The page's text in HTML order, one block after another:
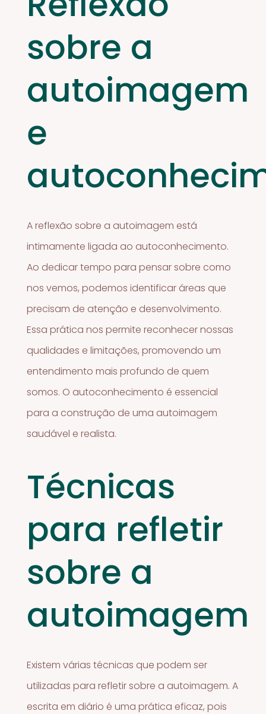
sobre a
autoimagem
e
A reflexão sobre a autoimagem está
intimamente ligada ao autoconhecimento.
Ao dedicar tempo para pensar sobre como
nos vemos, podemos identificar áreas que
precisam de atenção e desenvolvimento.
Essa prática nos permite reconhecer nossas
qualidades e limitações, promovendo um
entendimento mais profundo de quem
somos. O autoconhecimento é essencial
para a construção de uma autoimagem
saudável e realista.
Técnicas
para refletir
sobre a
autoimagem
Existem várias técnicas que podem ser
utilizadas para refletir sobre a autoimagem. A
escrita em diário é uma prática eficaz, pois